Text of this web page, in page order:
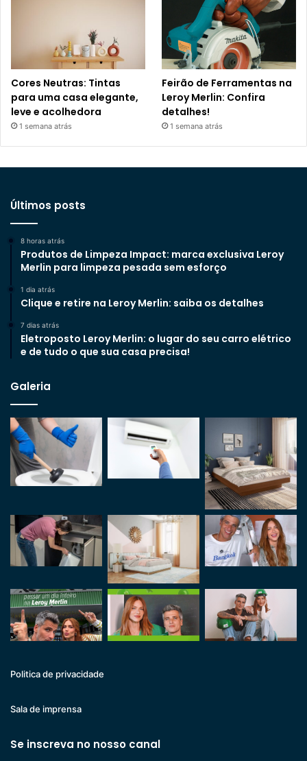
Cores Neutras: Tintas
para uma casa elegante,
leve e acolhedora
1 semana atrás
Feirão de Ferramentas na
Leroy Merlin: Confira
detalhes!
1 semana atrás
Últimos posts
8 horas atrás
Produtos de Limpeza Impact: marca exclusiva Leroy
Merlin para limpeza pesada sem esforço
1 dia atrás
Clique e retire na Leroy Merlin: saiba os detalhes
7 dias atrás
Eletroposto Leroy Merlin: o lugar do seu carro elétrico
e de tudo o que sua casa precisa!
Galeria
Politica de privacidade
Sala de imprensa
Se inscreva no nosso canal